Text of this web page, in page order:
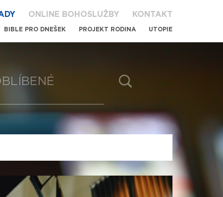
ONLINE BOHOSLUŽBY KONTAKT
BIBLE PRO DNEŠEK PROJEKT RODINA UTOPIE